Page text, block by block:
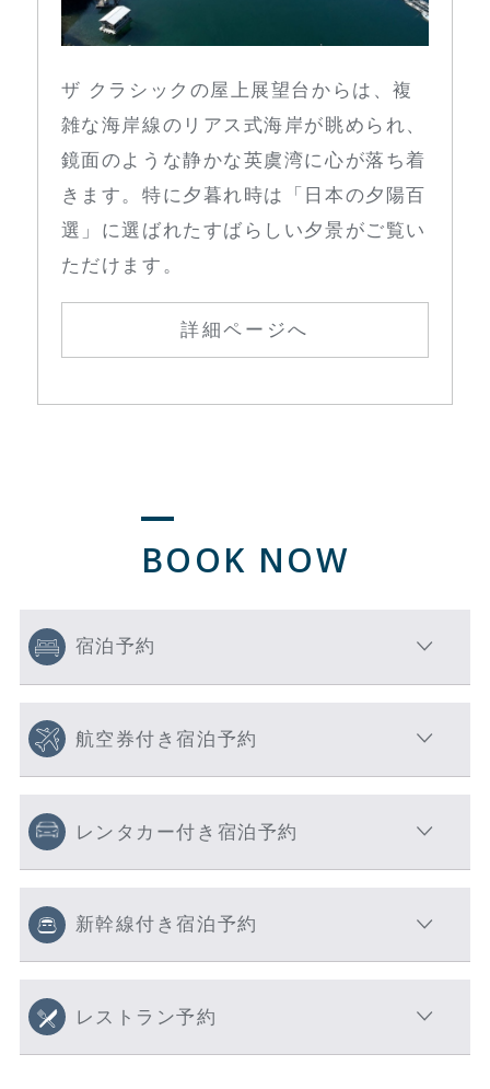
ザ クラシックの屋上展望台からは、複
雑な海岸線のリアス式海岸が眺められ、
鏡面のような静かな英虞湾に心が落ち着
きます。特に夕暮れ時は「日本の夕陽百
選」に選ばれたすばらしい夕景がご覧い
ただけます。
詳細ページへ
BOOK NOW
宿泊予約
航空券付き宿泊予約
レンタカー付き宿泊予約
新幹線付き宿泊予約
レストラン予約